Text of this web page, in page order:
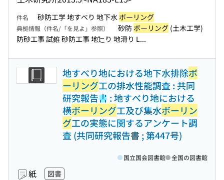
件名 砂防工学 地すべり 地下水 ボーリング
典拠情報（件名/「を見よ」参照） 砂防 ボーリング (土木工学)
防砂工事 試錐 砂防工事 地辷り 地滑り L...
地すべり地における地下水排除ボ
ーリング工の排水性能調査 : 共同
研究報告書 : 地すべり地における
横ボーリング工及び集水ボーリン
グ工の実態に関するアンケート調
査 (共同研究報告書 ; 第447号)
紙 図書
国立国会図書館 全国の図書館